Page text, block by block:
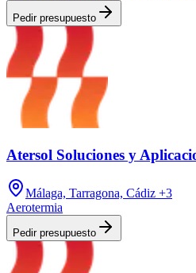
Pedir presupuesto
Atersol Soluciones y
Málaga, Tarragona, Cádiz +3
Aerotermia
Pedir presupuesto